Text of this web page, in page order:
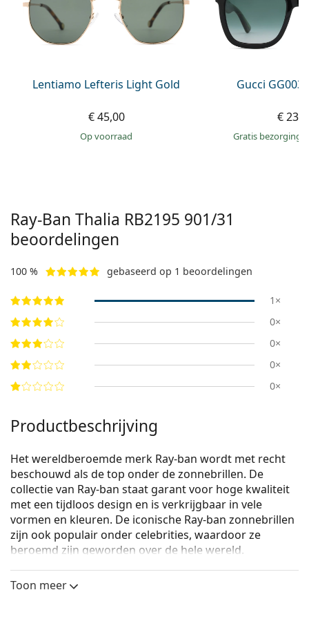
Persol
Prada
Lentiamo Lefteris Light Gold
€ 45,00
op voorraad
Gucci
€
Gratis bezorging
Ray-Ban Thalia RB2195 901/31
beoordelingen
100 % gebaseerd op 1 beoordelingen
1×
0×
0×
0×
0×
Productbeschrijving
Het wereldberoemde merk Ray-ban wordt met recht
beschouwd als de top onder de zonnebrillen. De
collectie van Ray-ban staat garant voor hoge kwaliteit
met een tijdloos design en is verkrijgbaar in vele
vormen en kleuren. De iconische Ray-ban zonnebrillen
zijn ook populair onder celebrities, waardoor ze
beroemd zijn geworden over de hele wereld.
Ray-Ban Thalia RB2195 901/31zijn unisex zonnebrillen.
Toon meer